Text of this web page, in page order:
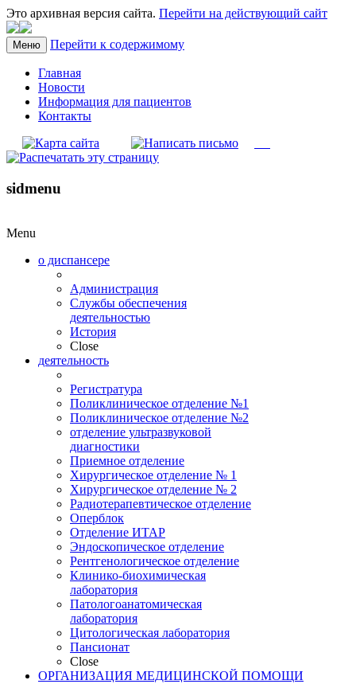
Это архивная версия сайта. Перейти на действующий сайт
Меню Перейти к содержимому
Главная
Новости
Информация для пациентов
Контакты
sidmenu
Menu
о диспансере
Администрация
Службы обеспечения
деятельностью
История
Close
деятельность
Регистратура
Поликлиническое отделение №1
Поликлиническое отделение №2
отделение ультразвуковой
диагностики
Приемное отделение
Хирургическое отделение № 1
Хирургическое отделение № 2
Радиотерапевтическое отделение
Оперблок
Отделение ИТАР
Эндоскопическое отделение
Рентгенологическое отделение
Клинико-биохимическая
лаборатория
Патологоанатомическая
лаборатория
Цитологическая лаборатория
Пансионат
Close
ОРГАНИЗАЦИЯ МЕДИЦИНСКОЙ ПОМОЩИ